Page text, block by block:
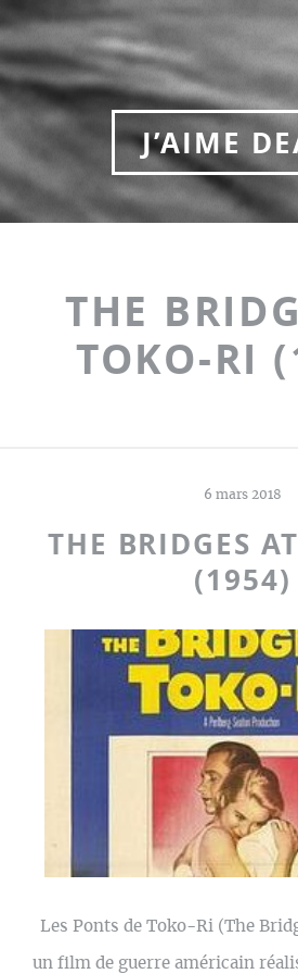
J’AIME
THE
TOKO-RI
6 mars 2018
THE BRIDGES
(1954)
Les Ponts de Toko-Ri (The
un film de guerre américain